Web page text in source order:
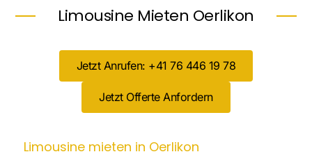
Limousine Mieten Oerlikon
Jetzt Anrufen: +41 76 446 19 78
Jetzt Offerte Anfordern
Limousine mieten in Oerlikon